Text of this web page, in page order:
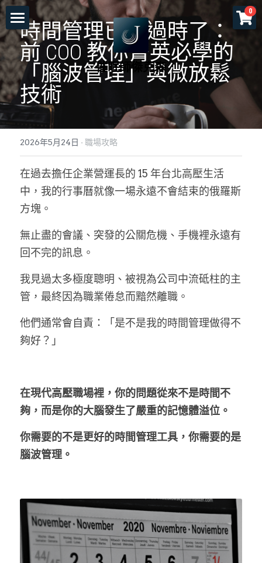
催眠師傑克森
0
首頁
關於老師
一對一服務
命運重塑計畫
催眠服務
頌缽及量子觸療
預約各項服務
一日工作坊
自我催眠工作坊
前世今生工作坊
解夢與清醒夢工作坊
工作坊報名
催眠師培訓課程
NGH催眠師證照班
催眠師進修班
證照班報名
免費講座
認識催眠
一個小時理解催眠
各式文章
好評回饋
官方LINE
LINE社群
時間管理已經過時了：
前 COO 教你菁英必學的
「腦波管理」與微放鬆
技術
2026年5月24日 · 職場攻略
在過去擔任企業營運長的 15 年台北高壓生活
中，我的行事曆就像一場永遠不會結束的俄羅斯
方塊。
無止盡的會議、突發的公關危機、手機裡永遠有
回不完的訊息。
我見過太多極度聰明、被視為公司中流砥柱的主
管，最終因為職業倦怠而黯然離職。
他們通常會自責：「是不是我的時間管理做得不
夠好？」
在現代高壓職場裡，你的問題從來不是時間不
夠，而是你的大腦發生了嚴重的記憶體溢位。
你需要的不是更好的時間管理工具，你需要的是
腦波管理。
×
商品分類
所有商品分類